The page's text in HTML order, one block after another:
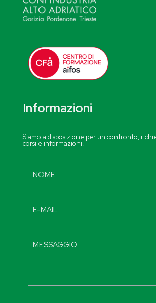
Informazioni
Siamo a disposizione per un confronto,
corsi e informazioni.